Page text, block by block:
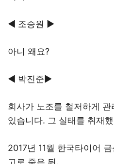
◀ 조승원 ▶
아니 왜요?
◀ 박진준▶
회사가 노조를 철저하게
있습니다. 그 실태를 취재
2017년 11월 한국타이어
고로 죽은 뒤.